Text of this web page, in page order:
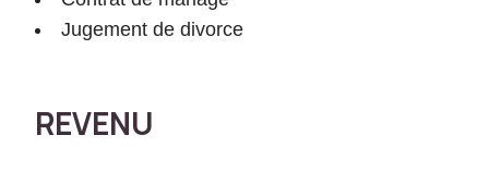
Jugement de divorce
REVENU
p
o
s